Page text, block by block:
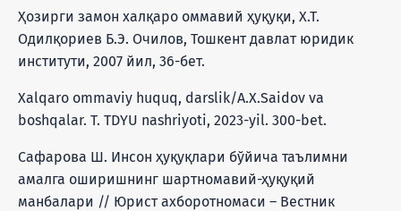
Ҳозирги замон халқаро оммавий ҳуқуқи, Х.Т.
Одилқориев Б.Э. Очилов, Тошкент давлат юридик
институти, 2007 йил, 36-бет.
Xalqaro ommaviy huquq, darslik/A.X.Saidov va
boshqalar. T. TDYU nashriyoti, 2023-yil. 300-bet.
Сафарова Ш. Инсон ҳуқуқлари бўйича таълимни
амалга оширишнинг шартномавий-ҳуқуқий
манбалари // Юрист ахборотномаси – Вестник